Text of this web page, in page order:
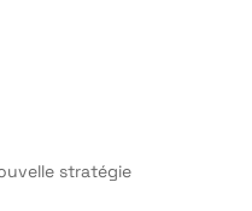
stratégie